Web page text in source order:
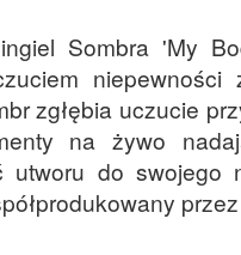
Sombra 'My
zgłębia uczucie
na żywo
utworu do swojego